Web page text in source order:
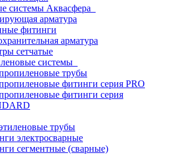
системы Аквасфера
арматура
фитинги
арматура
сетчатые
системы
трубы
фитинги серия PRO
фитинги серия
трубы
электросварные
сегментные (сварные)